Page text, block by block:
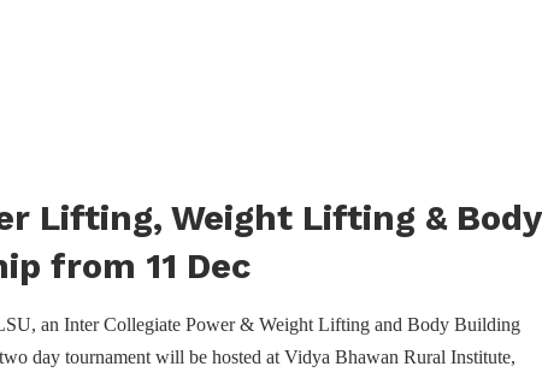
Lifting, Weight Lifting & Body
from 11 Dec
an Inter Collegiate Power & Weight Lifting and Body Building
day tournament will be hosted at Vidya Bhawan Rural Institute,